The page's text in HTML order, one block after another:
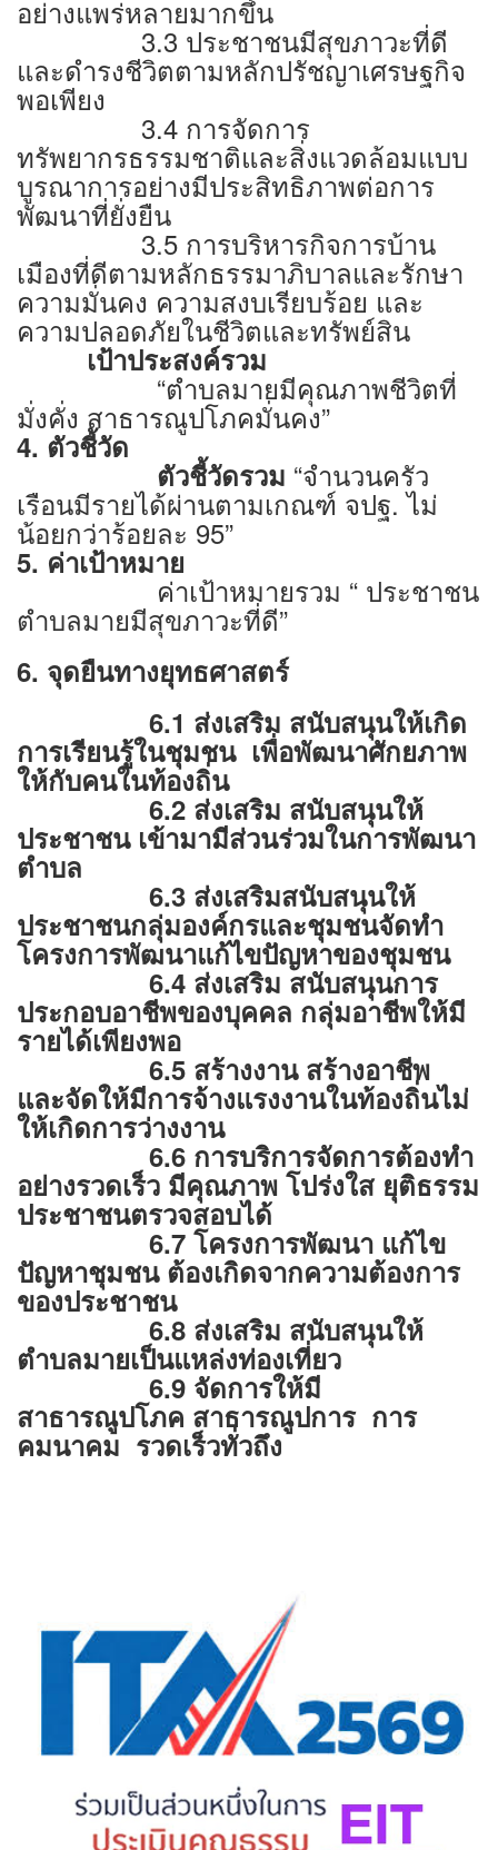
อย่างแพร่หลายมากขึ้น
3.3 ประชาชนมีสุขภาวะที่ดี
และดำรงชีวิตตามหลักปรัชญาเศรษฐกิจ
พอเพียง
3.4 การจัดการ
ทรัพยากรธรรมชาติและสิ่งแวดล้อมแบบ
บูรณาการอย่างมีประสิทธิภาพต่อการ
พัฒนาที่ยั่งยืน
3.5 การบริหารกิจการบ้าน
เมืองที่ดีตามหลักธรรมาภิบาลและรักษา
ความมั่นคง ความสงบเรียบร้อย และ
ความปลอดภัยในชีวิตและทรัพย์สิน
เป้าประสงค์รวม
“ตำบลมายมีคุณภาพชีวิตที่
มั่งคั่ง สาธารณูปโภคมั่นคง”
4. ตัวชี้วัด
ตัวชี้วัดรวม “จำนวนครัว
เรือนมีรายได้ผ่านตามเกณฑ์ จปฐ. ไม่
น้อยกว่าร้อยละ 95”
5. ค่าเป้าหมาย
ค่าเป้าหมายรวม “ ประชาชน
ตำบลมายมีสุขภาวะที่ดี”
6. จุดยืนทางยุทธศาสตร์
6.1 ส่งเสริม สนับสนุนให้เกิด
การเรียนรู้ในชุมชน เพื่อพัฒนาศักยภาพ
ให้กับคนในท้องถิ่น
6.2 ส่งเสริม สนับสนุนให้
ประชาชน เข้ามามีส่วนร่วมในการพัฒนา
ตำบล
6.3 ส่งเสริมสนับสนุนให้
ประชาชนกลุ่มองค์กรและชุมชนจัดทำ
โครงการพัฒนาแก้ไขปัญหาของชุมชน
6.4 ส่งเสริม สนับสนุนการ
ประกอบอาชีพของบุคคล กลุ่มอาชีพให้มี
รายได้เพียงพอ
6.5 สร้างงาน สร้างอาชีพ
และจัดให้มีการจ้างแรงงานในท้องถิ่นไม่
ให้เกิดการว่างงาน
6.6 การบริการจัดการต้องทำ
อย่างรวดเร็ว มีคุณภาพ โปร่งใส ยุติธรรม
ประชาชนตรวจสอบได้
6.7 โครงการพัฒนา แก้ไข
ปัญหาชุมชน ต้องเกิดจากความต้องการ
ของประชาชน
6.8 ส่งเสริม สนับสนุนให้
ตำบลมายเป็นแหล่งท่องเที่ยว
6.9 จัดการให้มี
สาธารณูปโภค สาธารณูปการ การ
คมนาคม รวดเร็วทั่วถึง